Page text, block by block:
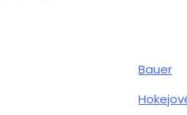
Bauer